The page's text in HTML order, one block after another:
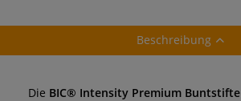
Beschreibung
Die BIC® Intensity Premium Buntstifte